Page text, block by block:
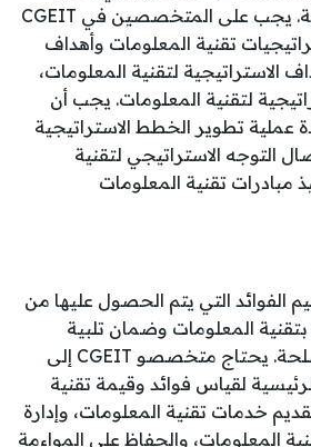
المعلومات في المنظمة. يجب على المتخصصين في CGEIT
تقنية المعلومات وأهداف
الاستراتيجية لتقنية المعلومات،
لتقنية المعلومات. يجب أن
عملية تطوير الخطط الاستراتيجية
التوجه الاستراتيجي لتقنية
مبادرات تقنية المعلومات
الفوائد التي يتم الحصول عليها من
المعلومات وضمان تلبية
متطلبات أصحاب المصلحة. يحتاج متخصصو CGEIT إلى
لقياس فوائد وقيمة تقنية
خدمات تقنية المعلومات، وإدارة
المعلومات، والحفاظ على المواءمة